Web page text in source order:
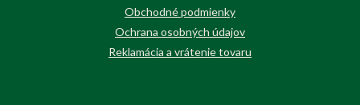
Obchodné podmienky
Ochrana osobných údajov
Reklamácia a vrátenie tovaru